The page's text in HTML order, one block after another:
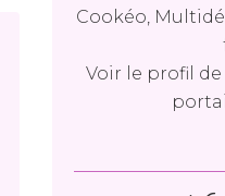
Cookéo,
Voir le profil de